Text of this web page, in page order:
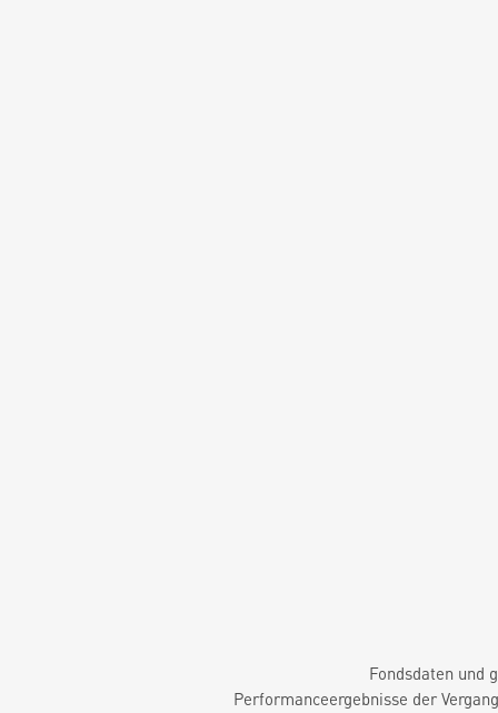
Fondsdaten und
Performanceergebnisse der